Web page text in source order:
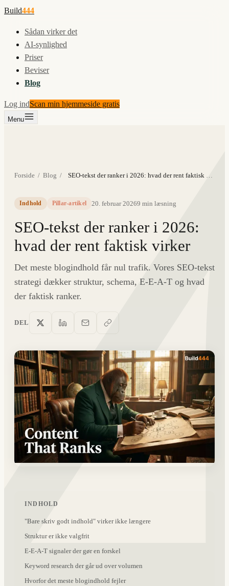
Build444
Sådan virker det
AI-synlighed
Priser
Beviser
Blog
Log indScan min hjemmeside gratis
Menu
Forside / Blog / SEO-tekst der ranker i 2026: hvad der rent faktisk virker
Indhold Pillar-artikel 20. februar 20269 min læsning
SEO-tekst der ranker i 2026:
hvad der rent faktisk virker
Det meste blogindhold får nul trafik. Vores SEO-tekst
strategi dækker struktur, schema, E-E-A-T og hvad
der faktisk ranker.
DEL
INDHOLD
"Bare skriv godt indhold" virker ikke længere
Struktur er ikke valgfrit
E-E-A-T signaler der gør en forskel
Keyword research der går ud over volumen
Hvorfor det meste blogindhold fejler